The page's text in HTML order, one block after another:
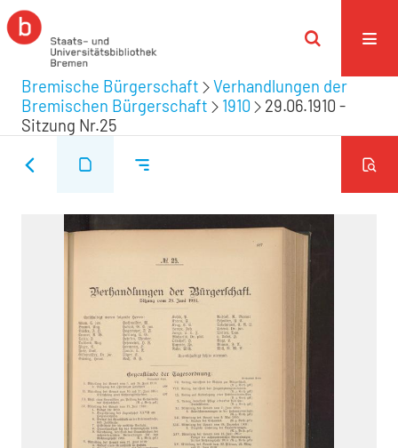
Bremische Bürgerschaft
Verhandlungen der
Bremischen Bürgerschaft
1910
29.06.1910 -
Sitzung Nr.25